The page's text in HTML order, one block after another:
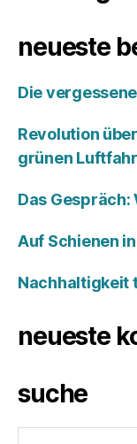
neueste
Die
Revolution
grünen
Das Gespräch:
Auf Schienen
Nachhaltigkeit
neueste
suche